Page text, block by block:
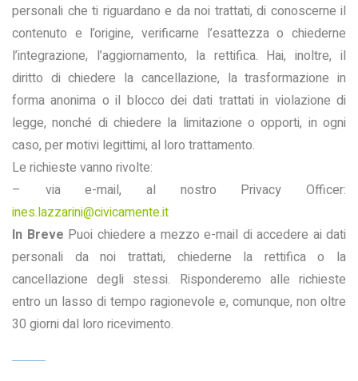
personali che ti riguardano e da noi trattati, di conoscerne il
contenuto e l’origine, verificarne l’esattezza o chiederne
l’integrazione, l’aggiornamento, la rettifica. Hai, inoltre, il
diritto di chiedere la cancellazione, la trasformazione in
forma anonima o il blocco dei dati trattati in violazione di
legge, nonché di chiedere la limitazione o opporti, in ogni
caso, per motivi legittimi, al loro trattamento.
Le richieste vanno rivolte:
– via e-mail, al nostro Privacy Officer:
ines.lazzarini@civicamente.it
In Breve Puoi chiedere a mezzo e-mail di accedere ai dati
personali da noi trattati, chiederne la rettifica o la
cancellazione degli stessi. Risponderemo alle richieste
entro un lasso di tempo ragionevole e, comunque, non oltre
30 giorni dal loro ricevimento.